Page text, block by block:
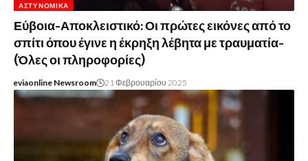
ΑΣΤΥΝΟΜΙΚΆ
Εύβοια-Αποκλειστικό: Οι πρώτες εικόνες από το
σπίτι όπου έγινε η έκρηξη λέβητα με τραυματία-
(Όλες οι πληροφορίες)
eviaonline Newsroom 21 Φεβρουαρίου 2025